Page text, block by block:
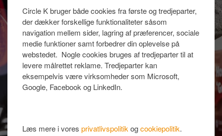
Circle K bruger både cookies fra første og tredjeparter,
der dækker forskellige funktionaliteter såsom
navigation mellem sider, lagring af præferencer, sociale
medie funktioner samt forbedrer din oplevelse på
webstedet. Nogle cookies bruges af tredjeparter til at
levere målrettet reklame. Tredjeparter kan
eksempelvis være virksomheder som Microsoft,
Google, Facebook og LinkedIn.
Læs mere i vores privatlivspolitik ogcookiepolitik.
i
n
l
d
g
e